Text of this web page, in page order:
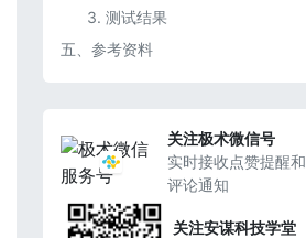
3. 测试结果
五、参考资料
关注极术微信号
实时接收点赞提醒和
评论通知
关注安谋科技学堂